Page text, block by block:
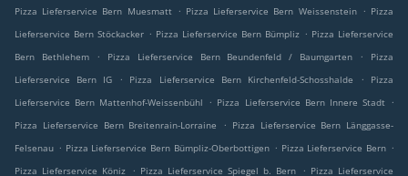
Pizza Lieferservice Bern Muesmatt . Pizza Lieferservice Bern Weissenstein . Pizza
Lieferservice Bern Stöckacker . Pizza Lieferservice Bern Bümpliz . Pizza Lieferservice
Bern Bethlehem
. Pizza Lieferservice Bern Beundenfeld / Baumgarten .
Pizza
Lieferservice Bern IG
. Pizza Lieferservice Bern Kirchenfeld-Schosshalde .
Pizza
Lieferservice Bern Mattenhof-Weissenbühl
. Pizza Lieferservice Bern Innere Stadt .
Pizza Lieferservice Bern Breitenrain-Lorraine
. Pizza Lieferservice Bern Länggasse-
Felsenau . Pizza Lieferservice Bern Bümpliz-Oberbottigen . Pizza Lieferservice Bern .
Pizza Lieferservice Köniz
. Pizza Lieferservice Spiegel b. Bern . Pizza Lieferservice